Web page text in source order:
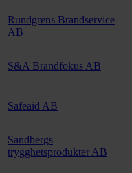
Rundgrens Brandservice
AB
S&A Brandfokus AB
Safeaid AB
Sandbergs
trygghetsprodukter AB